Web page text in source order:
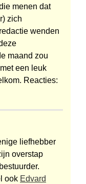
menen dat
zich
wenden
maand zou
een leuk
Reacties:
liefhebber
overstap
ook Edvard